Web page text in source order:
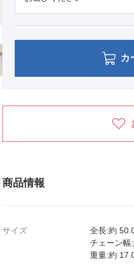
カ
商品情報
サイズ
全長:約
チェーン幅
重量:約